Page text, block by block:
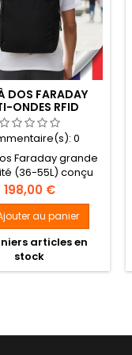
DOS FARADAY
ONDES RFID
PROTECTION
TÉLÉPHONE 55L
NOIR
0
Faraday grande
(36-55L) conçu
les signaux
WiFi et réseaux
Idéal pour
vos appareils
contre le
le tracking et les
Prix
198,00 €
au panier
articles en
stock